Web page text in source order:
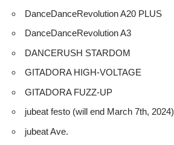
DanceDanceRevolution A20 PLUS
DanceDanceRevolution A3
DANCERUSH STARDOM
GITADORA HIGH-VOLTAGE
GITADORA FUZZ-UP
jubeat festo (will end March 7th, 2024)
jubeat Ave.